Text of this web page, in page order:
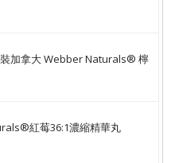
加拿大 Webber Naturals® 檸
紅莓36:1濃縮精華丸